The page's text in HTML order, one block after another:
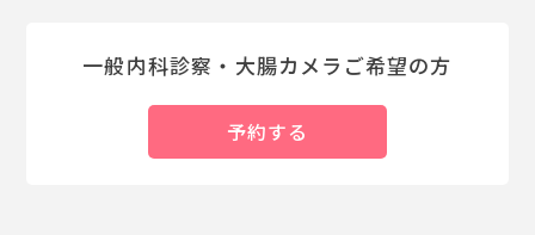
一般内科診察・大腸カメラご希望の方
予約する